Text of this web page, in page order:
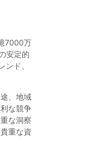
7000万
安定的
ド、
、地域
な競争
な洞察
重な資